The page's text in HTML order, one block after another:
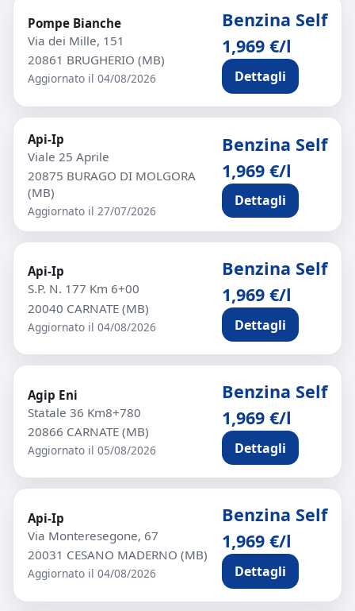
Pompe Bianche
Via dei Mille, 151
20861 BRUGHERIO (MB)
Aggiornato il 04/08/2026
Benzina Self
1,969 €/l
Dettagli
Api-Ip
Viale 25 Aprile
20875 BURAGO DI MOLGORA
(MB)
Aggiornato il 27/07/2026
Benzina Self
1,969 €/l
Dettagli
Api-Ip
S.P. N. 177 Km 6+00
20040 CARNATE (MB)
Aggiornato il 04/08/2026
Benzina Self
1,969 €/l
Dettagli
Agip Eni
Statale 36 Km8+780
20866 CARNATE (MB)
Aggiornato il 05/08/2026
Benzina Self
1,969 €/l
Dettagli
Api-Ip
Via Monteresegone, 67
20031 CESANO MADERNO (MB)
Aggiornato il 04/08/2026
Benzina Self
1,969 €/l
Dettagli